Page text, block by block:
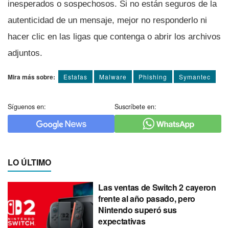
inesperados o sospechosos. Si no están seguros de la
autenticidad de un mensaje, mejor no responderlo ni
hacer clic en las ligas que contenga o abrir los archivos
adjuntos.
Mira más sobre: Estafas Malware Phishing Symantec
Síguenos en: Suscríbete en:
LO ÚLTIMO
Las ventas de Switch 2 cayeron
frente al año pasado, pero
Nintendo superó sus
expectativas